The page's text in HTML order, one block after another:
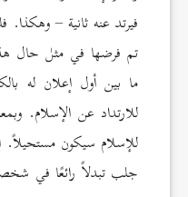
فيرتد عنه ثانية – وهكذا.
تم فرضها في مثل حال
ما بين أول إعلان له
للارتداد عن الإسلام.
للإسلام سيكون مستحيلاً.
جلب تبدلاً رائعًا في